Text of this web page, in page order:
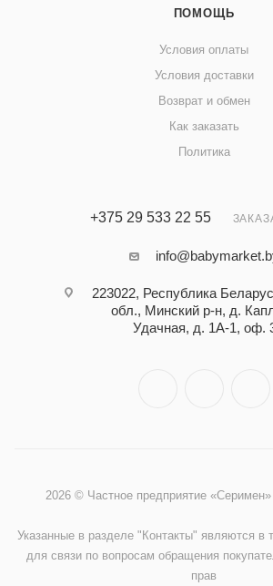
ПОМОЩЬ
Условия оплаты
Условия доставки
Возврат и обмен
Как заказать
Политика
+375 29 533 22 55
223022, Республика
обл., Минский р-н, д.
Удачная, д. 1А-1, оф.
2026 © Частное предприятие
Указанные в разделе "Контакты" являются в
для связи по вопросам обращения
прав